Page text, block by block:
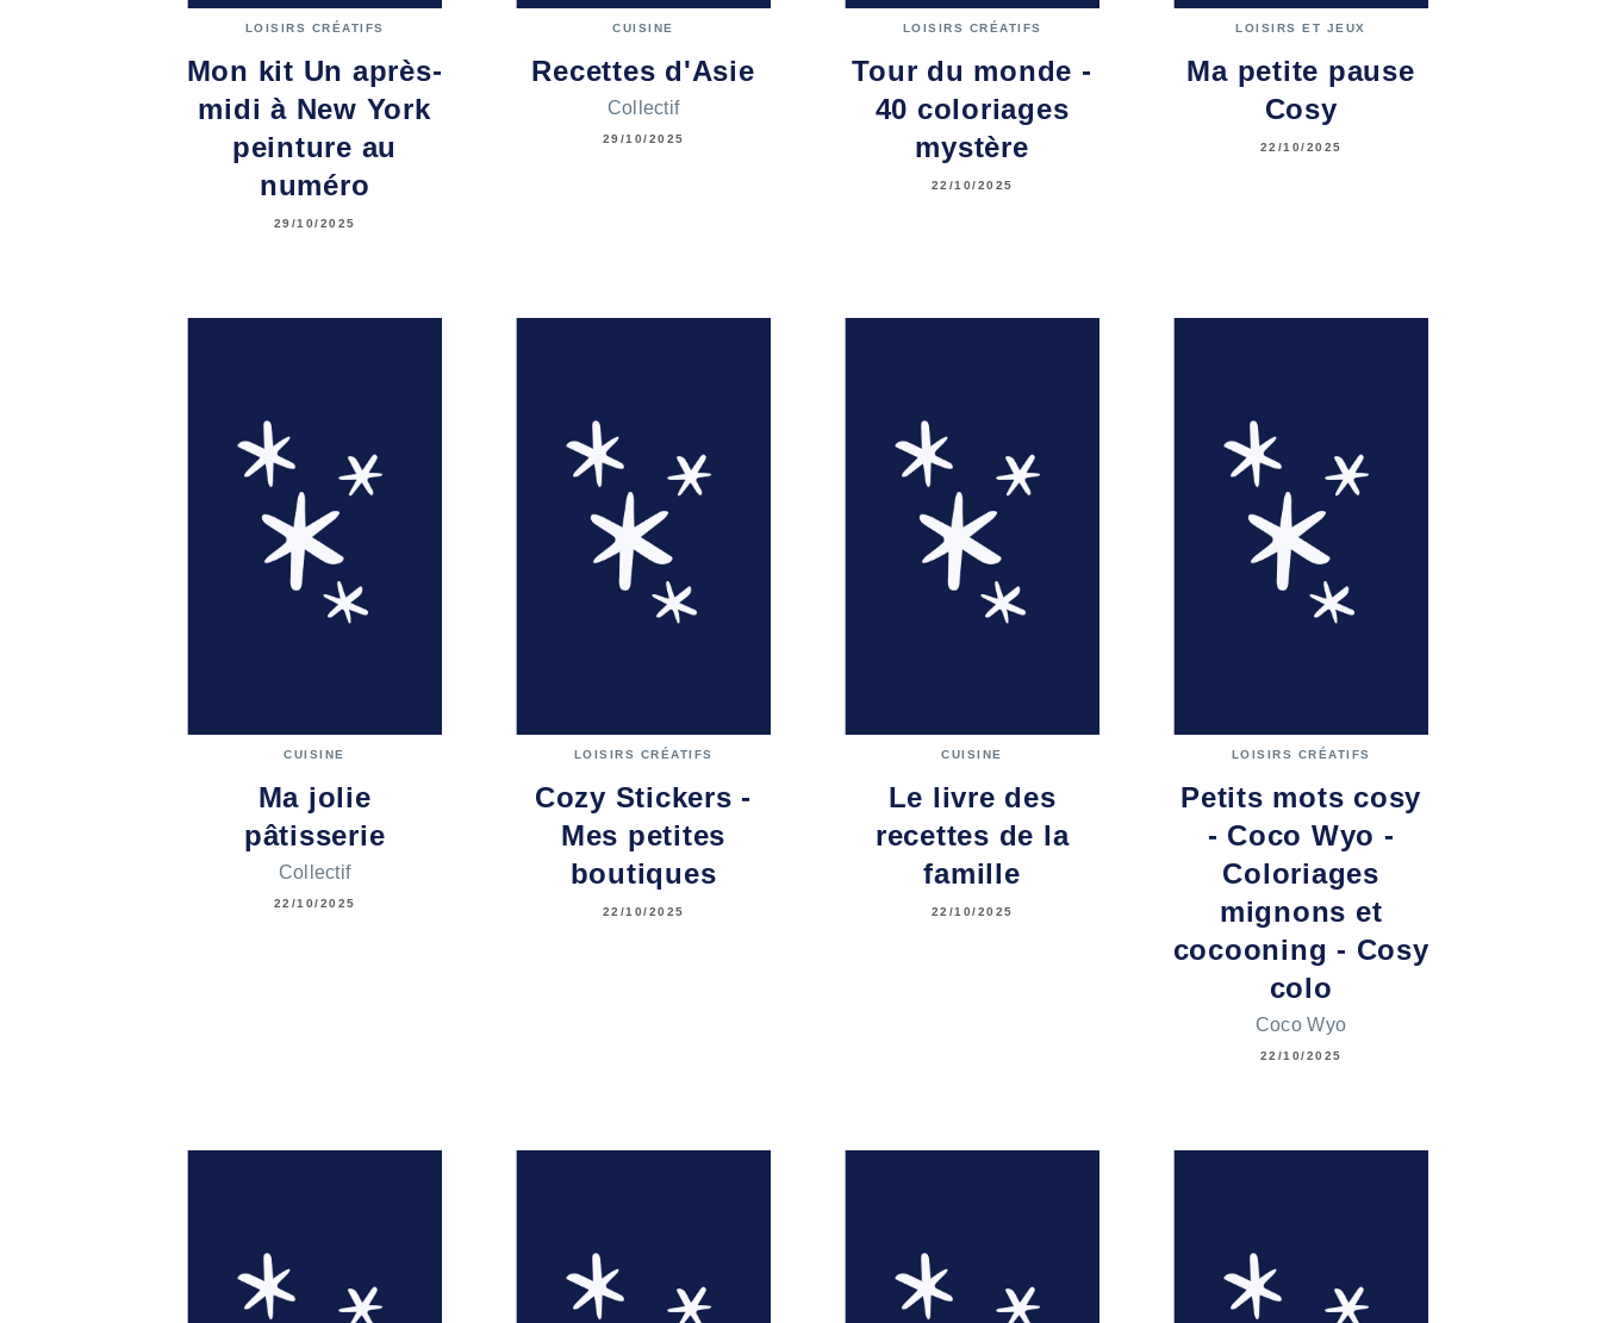
LOISIRS CRÉATIFS
Mon kit Un après-
midi à New York
peinture au
numéro
29/10/2025
CUISINE
Recettes d'Asie
Collectif
29/10/2025
LOISIRS CRÉATIFS
Tour du monde -
40 coloriages
mystère
22/10/2025
LOISIRS ET JEUX
Ma petite pause
Cosy
22/10/2025
CUISINE
Ma jolie
pâtisserie
Collectif
22/10/2025
LOISIRS CRÉATIFS
Cozy Stickers -
Mes petites
boutiques
22/10/2025
CUISINE
Le livre des
recettes de la
famille
22/10/2025
LOISIRS CRÉATIFS
Petits mots cosy
- Coco Wyo -
Coloriages
mignons et
cocooning - Cosy
colo
Coco Wyo
22/10/2025